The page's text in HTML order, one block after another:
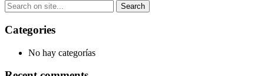
Categories
No hay categorías